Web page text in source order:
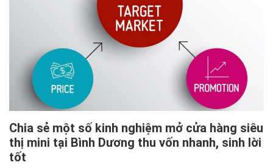
Chia sẻ một số kinh nghiệm mở cửa hàng siêu
thị mini tại Bình Dương thu vốn nhanh, sinh lời
tốt